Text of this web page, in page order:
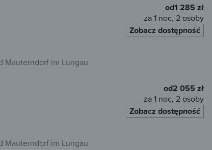
od1 285 zł
za 1 noc, 2 osoby
Zobacz dostępność
Mauterndorf im Lungau
od2 055 zł
za 1 noc, 2 osoby
Zobacz dostępność
Mauterndorf im Lungau